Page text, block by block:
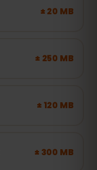
± 20 MB
± 250 MB
± 120 MB
± 300 MB